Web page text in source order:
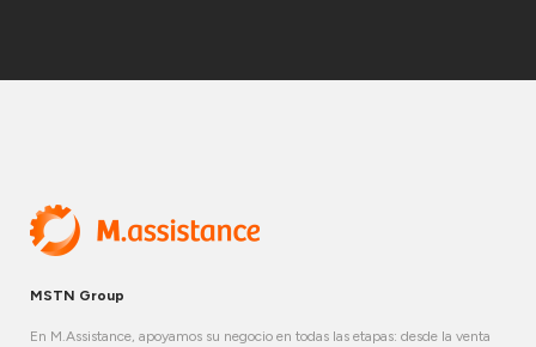
MSTN Group
En M.Assistance, apoyamos su negocio en todas las etapas: desde la venta